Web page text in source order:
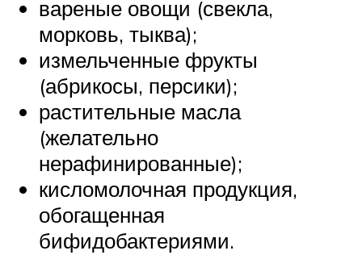
вареные овощи (свекла,
морковь, тыква);
измельченные фрукты
(абрикосы, персики);
растительные масла
(желательно
нерафинированные);
кисломолочная продукция,
обогащенная
бифидобактериями.